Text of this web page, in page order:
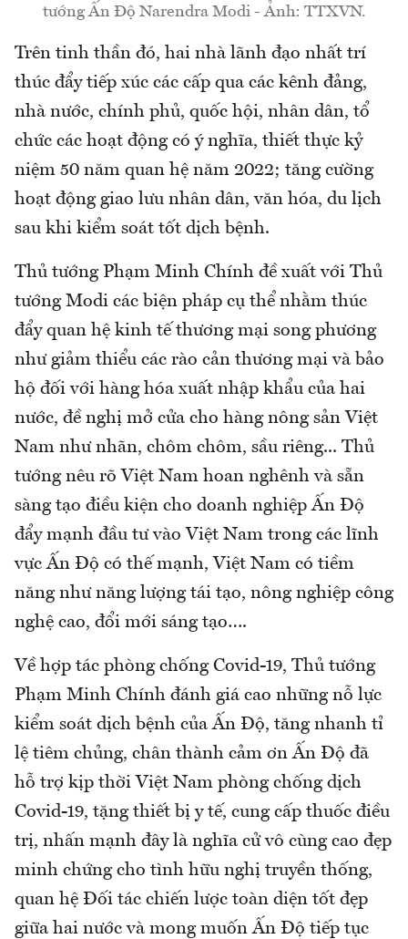
tướng Ấn Độ Narendra Modi - Ảnh: TTXVN.
Trên tinh thần đó, hai nhà lãnh đạo nhất trí
thúc đẩy tiếp xúc các cấp qua các kênh đảng,
nhà nước, chính phủ, quốc hội, nhân dân, tổ
chức các hoạt động có ý nghĩa, thiết thực kỷ
niệm 50 năm quan hệ năm 2022; tăng cường
hoạt động giao lưu nhân dân, văn hóa, du lịch
sau khi kiểm soát tốt dịch bệnh.
Thủ tướng Phạm Minh Chính đề xuất với Thủ
tướng Modi các biện pháp cụ thể nhằm thúc
đẩy quan hệ kinh tế thương mại song phương
như giảm thiểu các rào cản thương mại và bảo
hộ đối với hàng hóa xuất nhập khẩu của hai
nước, đề nghị mở cửa cho hàng nông sản Việt
Nam như nhãn, chôm chôm, sầu riêng... Thủ
tướng nêu rõ Việt Nam hoan nghênh và sẵn
sàng tạo điều kiện cho doanh nghiệp Ấn Độ
đẩy mạnh đầu tư vào Việt Nam trong các lĩnh
vực Ấn Độ có thế mạnh, Việt Nam có tiềm
năng như năng lượng tái tạo, nông nghiệp công
nghệ cao, đổi mới sáng tạo….
Về hợp tác phòng chống Covid-19, Thủ tướng
Phạm Minh Chính đánh giá cao những nỗ lực
kiểm soát dịch bệnh của Ấn Độ, tăng nhanh tỉ
lệ tiêm chủng, chân thành cảm ơn Ấn Độ đã
hỗ trợ kịp thời Việt Nam phòng chống dịch
Covid-19, tặng thiết bị y tế, cung cấp thuốc điều
trị, nhấn mạnh đây là nghĩa cử vô cùng cao đẹp
minh chứng cho tình hữu nghị truyền thống,
quan hệ Đối tác chiến lược toàn diện tốt đẹp
giữa hai nước và mong muốn Ấn Độ tiếp tục